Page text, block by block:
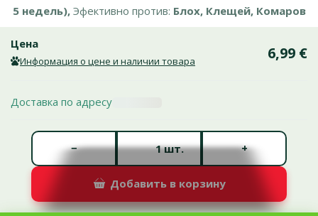
5 недель), Эфективно против: Блох, Клещей, Комаров
Цена
Информация о цене и наличии товара 6,99 €
Доставка по адресу
шт.
− +
Добавить в корзину